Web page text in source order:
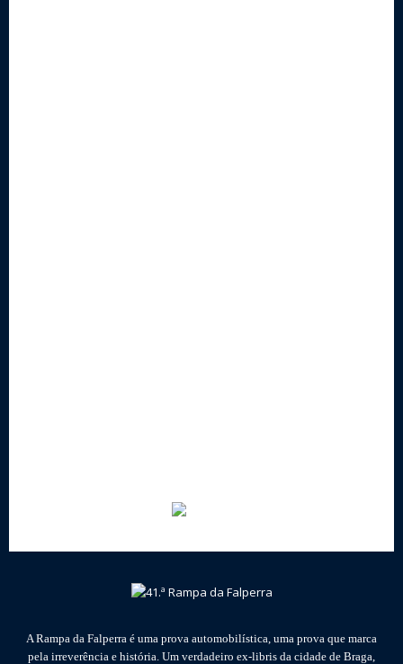
A Rampa da Falperra é uma prova automobilística, uma prova que marca
pela irreverência e história. Um verdadeiro ex-libris da cidade de Braga,